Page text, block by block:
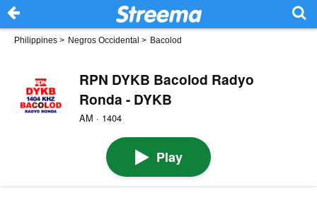
Philippines > Negros Occidental > Bacolod
RPN DYKB Bacolod Radyo
Ronda - DYKB
AM · 1404
Play